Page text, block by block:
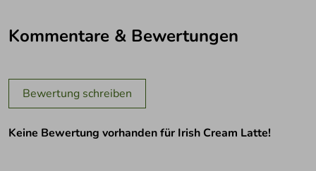
Kommentare & Bewertungen
Bewertung schreiben
Keine Bewertung vorhanden für Irish Cream Latte!